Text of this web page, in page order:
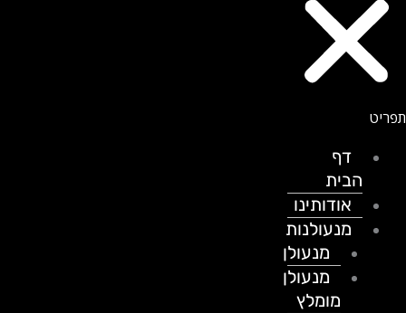
דף
הבית
אודותינו
מנעולנות
מנעולן
מנעולן
מומלץ